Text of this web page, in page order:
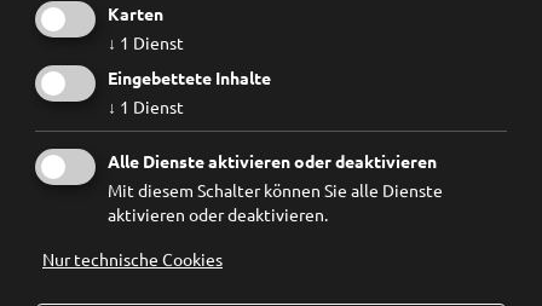
erkenne diese ausdrücklich an.
© 2026
Karten
↓ 1 Dienst
Eingebettete Inhalte
↓ 1 Dienst
Alle Dienste aktivieren oder deaktivieren
Mit diesem Schalter können Sie alle Dienste
aktivieren oder deaktivieren.
Nur technische Cookies